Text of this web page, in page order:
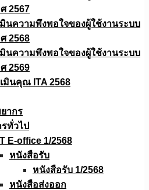
2567
นความพึงพอใจของผู้ใช้งานระบบ
2568
นความพึงพอใจของผู้ใช้งานระบบ
2569
มินคุณ ITA 2568
ากร
ทั่วไป
E-office 1/2568
หนังสือรับ
หนังสือรับ 1/2568
หนังสือส่งออก